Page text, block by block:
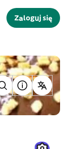
Zaloguj się